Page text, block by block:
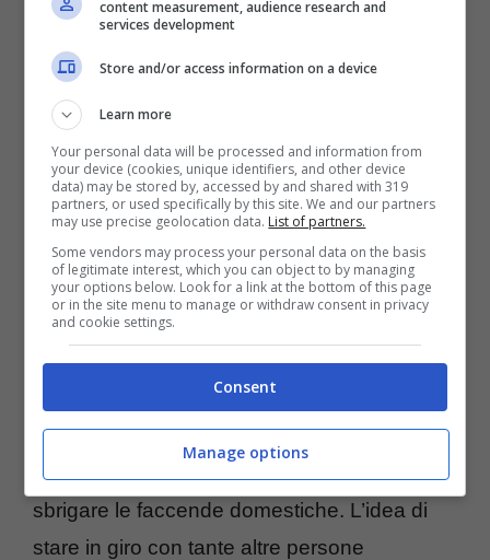
con altre persone è lo
credono che questo sia un segno irascibile e
vendicativo, invece ha un lato più insicuro e
introverso. Gli Scorpione, infatti,non vanno
d’accordo con molte persone, solo con
pochissime che entrano a far parte della loro
cerchia magica, questo limita molto la loro
vita sociale.
Il Cancro è uno dei segni meno estroversi
. Non amano uscire e se lo
fanno generalmente è perché sono obbligati.
Preferiscono di gran lunga restare a casa e
sbrigare le faccende domestiche. L’idea di
stare in giro con tante altre persone
content measurement, audience research and
services development
Store and/or access information on a device
Learn more
Your personal data will be processed and information from
your device (cookies, unique identifiers, and other device
data) may be stored by, accessed by and shared with 319
partners, or used specifically by this site. We and our partners
may use precise geolocation data. List of partners.
Some vendors may process your personal data on the basis
of legitimate interest, which you can object to by managing
your options below. Look for a link at the bottom of this page
or in the site menu to manage or withdraw consent in privacy
and cookie settings.
Consent
Manage options